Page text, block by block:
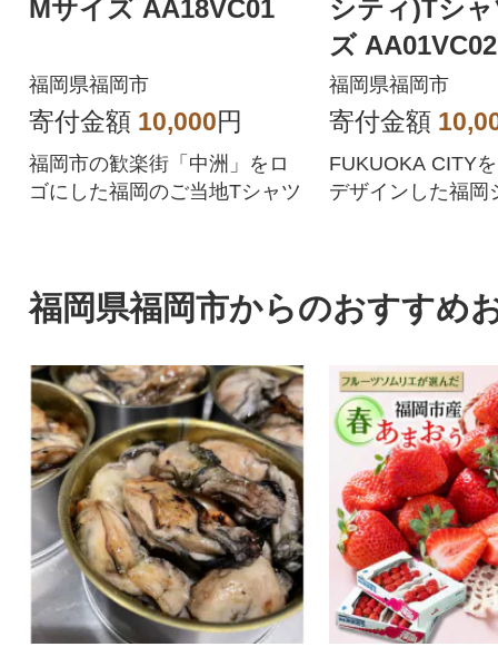
Mサイズ AA18VC01
福岡県福岡市
寄付金額 10,000円
福岡市の歓楽街「中洲」をロ
ゴにした福岡のご当地Tシャツ
シティ)Tシ
ズ AA01VC02
福岡県福岡市
寄付金額
FUKUOKA CITY
デザインした福岡
福岡県福岡市からのおすすめ